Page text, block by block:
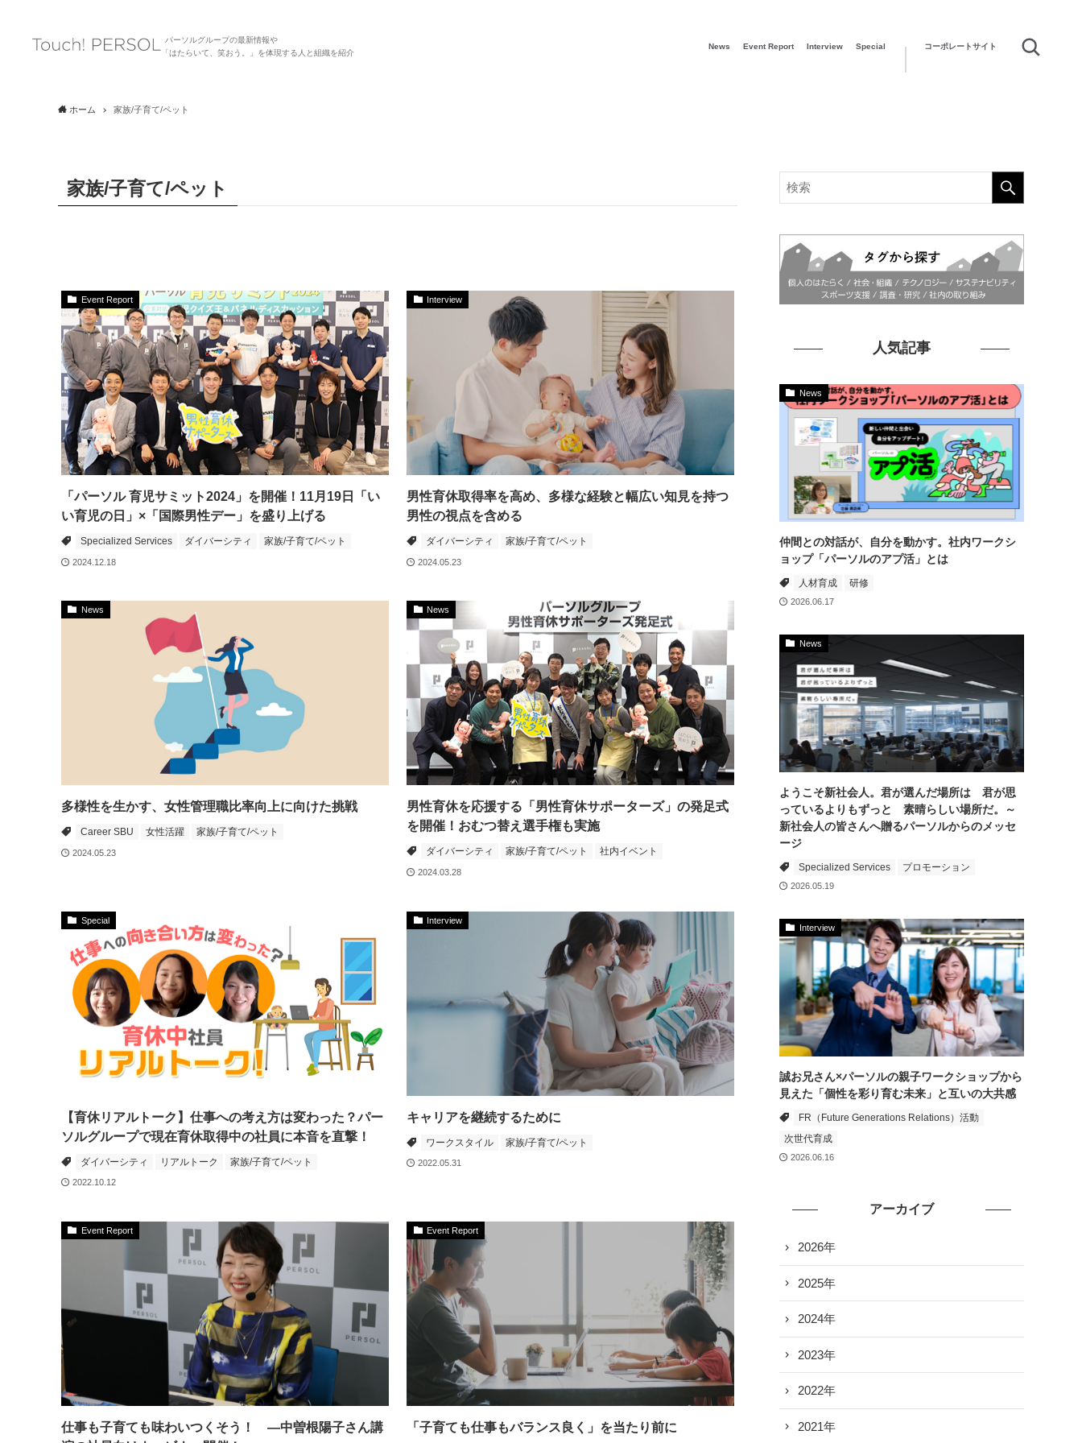
パーソルグループの最新情報や
「はたらいて、笑おう。」を体現する人と組織を紹介
News Event Report Interview Special コーポレートサイト
ホーム 家族/子育て/ペット
家族/子育て/ペット
Event Report
「パーソル 育児サミット2024」を開催！11月19日「い
い育児の日」×「国際男性デー」を盛り上げる
Specialized Services ダイバーシティ 家族/子育て/ペット
2024.12.18
Interview
男性育休取得率を高め、多様な経験と幅広い知見を持つ
男性の視点を含める
ダイバーシティ 家族/子育て/ペット
2024.05.23
News
多様性を生かす、女性管理職比率向上に向けた挑戦
Career SBU 女性活躍 家族/子育て/ペット
2024.05.23
News
男性育休を応援する「男性育休サポーターズ」の発足式
を開催！おむつ替え選手権も実施
ダイバーシティ 家族/子育て/ペット 社内イベント
2024.03.28
Special
【育休リアルトーク】仕事への考え方は変わった？パー
ソルグループで現在育休取得中の社員に本音を直撃！
ダイバーシティ リアルトーク 家族/子育て/ペット
2022.10.12
Interview
キャリアを継続するために
ワークスタイル 家族/子育て/ペット
2022.05.31
Event Report
仕事も子育ても味わいつくそう！ ―中曽根陽子さん講
Event Report
「子育ても仕事もバランス良く」を当たり前に
人気記事
News
仲間との対話が、自分を動かす。社内ワークシ
ョップ「パーソルのアプ活」とは
人材育成 研修
2026.06.17
News
ようこそ新社会人。君が選んだ場所は 君が思
っているよりもずっと 素晴らしい場所だ。～
新社会人の皆さんへ贈るパーソルからのメッセ
ージ
Specialized Services プロモーション
2026.05.19
Interview
誠お兄さん×パーソルの親子ワークショップから
見えた「個性を彩り育む未来」と互いの大共感
FR（Future Generations Relations）活動
次世代育成
2026.06.16
アーカイブ
2026年
2025年
2024年
2023年
2022年
2021年